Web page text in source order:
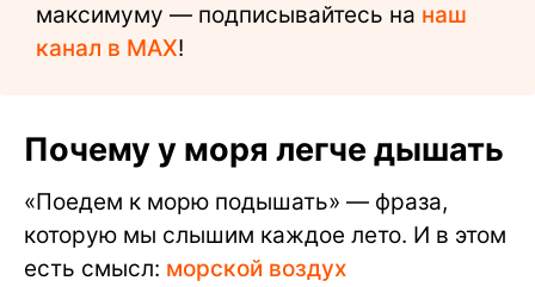
максимуму — подписывайтесь на наш
канал в MAX!
Почему у моря легче дышать
«Поедем к морю подышать» — фраза,
которую мы слышим каждое лето. И в этом
есть смысл: морской воздух